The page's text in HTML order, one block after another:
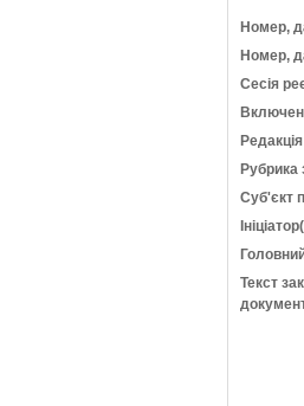
Номер,
Номер,
Сесія
Рубрика
Суб'єкт
Текст